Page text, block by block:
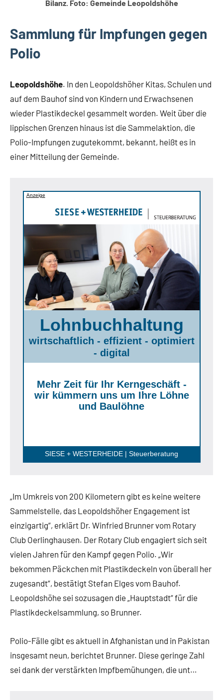
Bilanz. Foto: Gemeinde Leopoldshöhe
Sammlung für Impfungen gegen
Polio
Leopoldshöhe. In den Leopoldshöher Kitas, Schulen und
auf dem Bauhof sind von Kindern und Erwachsenen
wieder Plastikdeckel gesammelt worden. Weit über die
lippischen Grenzen hinaus ist die Sammelaktion, die
Polio-Impfungen zugutekommt, bekannt, heißt es in
einer Mitteilung der Gemeinde.
Anzeige
Lohnbuchhaltung
wirtschaftlich - effizient - optimiert
- digital
Mehr Zeit für Ihr Kerngeschäft -
wir kümmern uns um Ihre Löhne
und Baulöhne
SIESE + WESTERHEIDE | Steuerberatung
„Im Umkreis von 200 Kilometern gibt es keine weitere
Sammelstelle, das Leopoldshöher Engagement ist
einzigartig“, erklärt Dr. Winfried Brunner vom Rotary
Club Oerlinghausen. Der Rotary Club engagiert sich seit
vielen Jahren für den Kampf gegen Polio. „Wir
bekommen Päckchen mit Plastikdeckeln von überall her
zugesandt“, bestätigt Stefan Elges vom Bauhof.
Leopoldshöhe sei sozusagen die „Hauptstadt“ für die
Plastikdeckelsammlung, so Brunner.
Polio-Fälle gibt es aktuell in Afghanistan und in Pakistan
insgesamt neun, berichtet Brunner. Diese geringe Zahl
sei dank der verstärkten Impfbemühungen, die unt…